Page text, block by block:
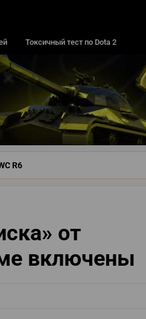
Токсичный тест по Dota 2
R6
от
включены